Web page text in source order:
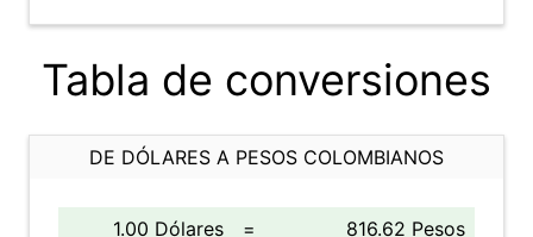
Tabla de conversiones
DE DÓLARES A PESOS COLOMBIANOS
1.00 Dólares =
816.62 Pesos